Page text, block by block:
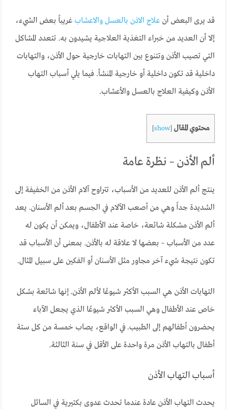
قد يرى البعض أنعلاج الاذن بالعسل والاعشاب غريباً بعض الشيء،
إلا أن العديد من خبراء التغذية العلاجية يشيدون به. تتعدد المشاكل
التي تصيب الأذن وتتنوع بين التهابات خارجية حول الأذن، والتهابات
داخلية قد تكون داخلية أو خارجية المنشأ. فيما يلي أسباب التهاب
الأذن وكيفية العلاج بالعسل والأعشاب.
محتوي المقال [
show
]
ألم الأذن – نظرة عامة
ينتج ألم الأذن للعديد من الأسباب، تتراوح آلام الأذن من الخفيفة إلى
الشديدة جداً وهي من أصعب الآلام في الجسم بعد ألم الأسنان. يعد
ألم الأذن مشكلة شائعة، خاصة عند الأطفال، ويمكن أن يكون له
عدد من الأسباب – بعضها لا علاقة له بالأذن. بمعنى أن الأسباب قد
تكون نتيجة شيء آخر مجاور مثل الأسنان أو الفكين على سبيل المثال.
التهابات الأذن هي السبب الأكثر شيوعًا لألم الأذن. إنها شائعة بشكل
خاص عند الأطفال وهي السبب الأكثر شيوعًا الذي يجعل الآباء
يحضرون أطفالهم إلى الطبيب. في الواقع، يصاب خمسة من كل ستة
أطفال بالتهاب الأذن مرة واحدة على الأقل في سنة الثالثة.
أسباب التهاب الأذن
يحدث التهاب الأذن عادة عندما تحدث عدوى بكتيرية في السائل